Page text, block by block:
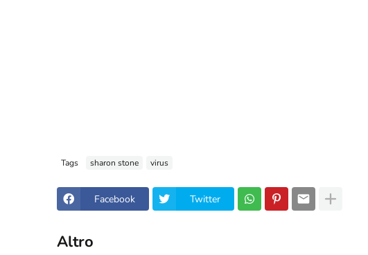
Tags sharon stone virus
Facebook Twitter
Altro